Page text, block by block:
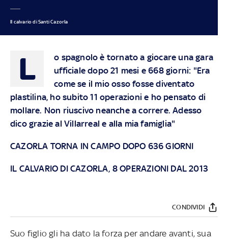
Il calvario di Santi Cazorla
L
o spagnolo è tornato a giocare una gara
ufficiale dopo 21 mesi e 668 giorni: "Era
come se il mio osso fosse diventato
plastilina, ho subito 11 operazioni e ho pensato di
mollare. Non riuscivo neanche a correre. Adesso
dico grazie al Villarreal e alla mia famiglia"
CAZORLA TORNA IN CAMPO DOPO 636 GIORNI
IL CALVARIO DI CAZORLA, 8 OPERAZIONI DAL 2013
CONDIVIDI
Suo figlio gli ha dato la forza per andare avanti, sua